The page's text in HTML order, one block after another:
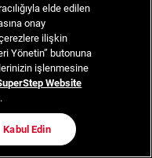
elde edilen
onay
ilişkin
Yönetin” butonuna
işlenmesine
Website
Kabul Edin